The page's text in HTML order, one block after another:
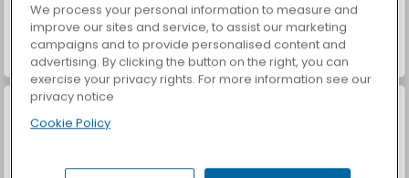
ASMR Makeover & Makeup Studio World War 2 Shooter
We process your personal information to measure and
improve our sites and service, to assist our marketing
campaigns and to provide personalised content and
advertising. By clicking the button on the right, you can
exercise your privacy rights. For more information see our
privacy notice
Cookie Policy